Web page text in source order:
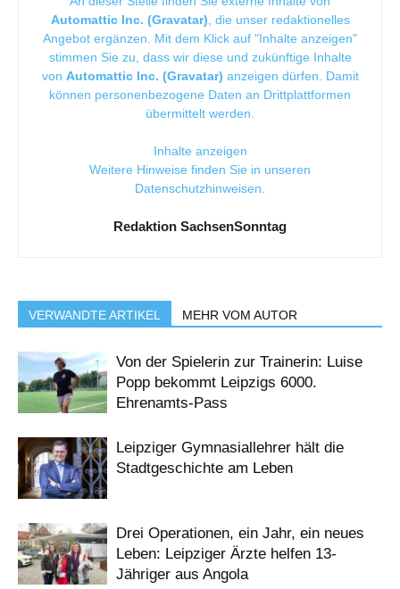
Automattic Inc. (Gravatar) , die unser redaktionelles
Angebot ergänzen. Mit dem Klick auf "Inhalte anzeigen"
stimmen Sie zu, dass wir diese und zukünftige Inhalte
von Automattic Inc. (Gravatar) anzeigen dürfen. Damit
können personenbezogene Daten an Drittplattformen
übermittelt werden.
Inhalte anzeigen
Weitere Hinweise finden Sie in unseren
Datenschutzhinweisen
Redaktion SachsenSonntag
VERWANDTE ARTIKEL MEHR VOM AUTOR
Von der Spielerin zur Trainerin: Luise
Popp bekommt Leipzigs 6000.
Ehrenamts-Pass
Leipziger Gymnasiallehrer hält die
Stadtgeschichte am Leben
Drei Operationen, ein Jahr, ein neues
Leben: Leipziger Ärzte helfen 13-
Jähriger aus Angola